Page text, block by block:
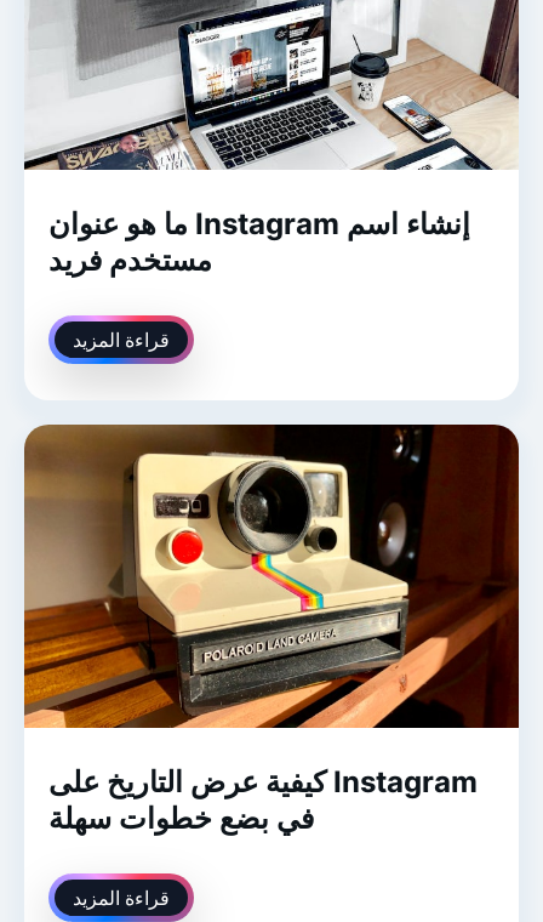
ما هو عنوان Instagram إنشاء اسم
مستخدم فريد
قراءة المزيد
كيفية عرض التاريخ على Instagram
في بضع خطوات سهلة
قراءة المزيد